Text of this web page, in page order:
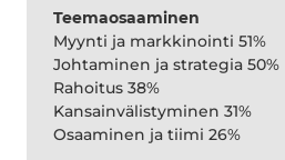
Teemaosaaminen
Myynti ja markkinointi 51%
Johtaminen ja strategia 50%
Rahoitus 38%
Kansainvälistyminen 31%
Osaaminen ja tiimi 26%